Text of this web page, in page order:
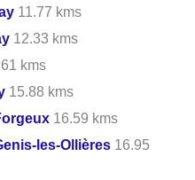
11.77 kms
12.33 kms
kms
15.88 kms
16.59 kms
les-Ollières 16.95